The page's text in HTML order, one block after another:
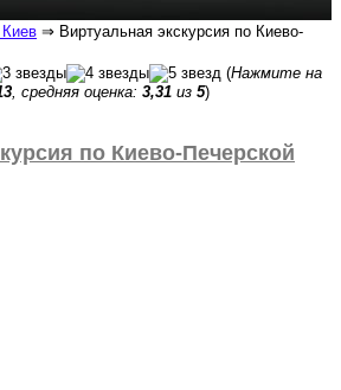
⇒ Виртуальная экскурсия по Киево-
(Нажмите на
, средняя оценка: 3,31 из 5)
по Киево-Печерской